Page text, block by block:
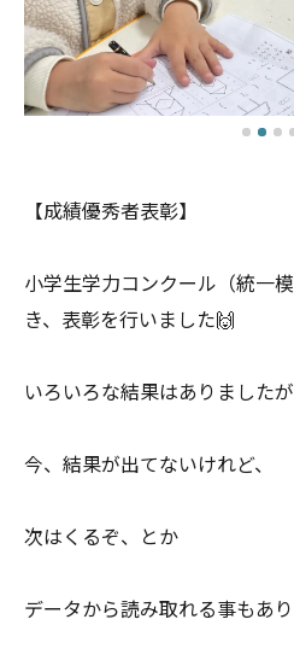
【成績優秀者表彰】
小学生学力コンクール（統一
き、表彰を行いました🙌
いろいろな結果はありました
今、結果が出てないけれど、
次はくるぞ、とか
データから読み取れる事もあ